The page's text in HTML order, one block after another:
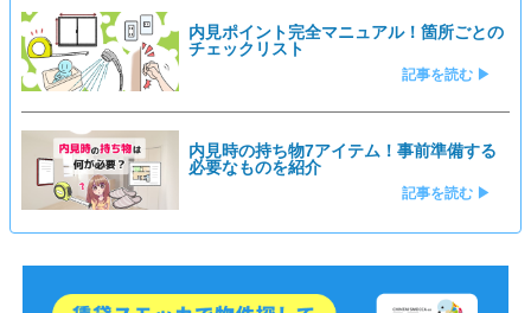
内見ポイント完全マニュアル！箇所ごとの
チェックリスト
記事を読む ▶
内見時の持ち物7アイテム！事前準備する
必要なものを紹介
記事を読む ▶